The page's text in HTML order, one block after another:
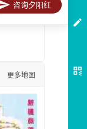
更多地图
咨询夕阳红